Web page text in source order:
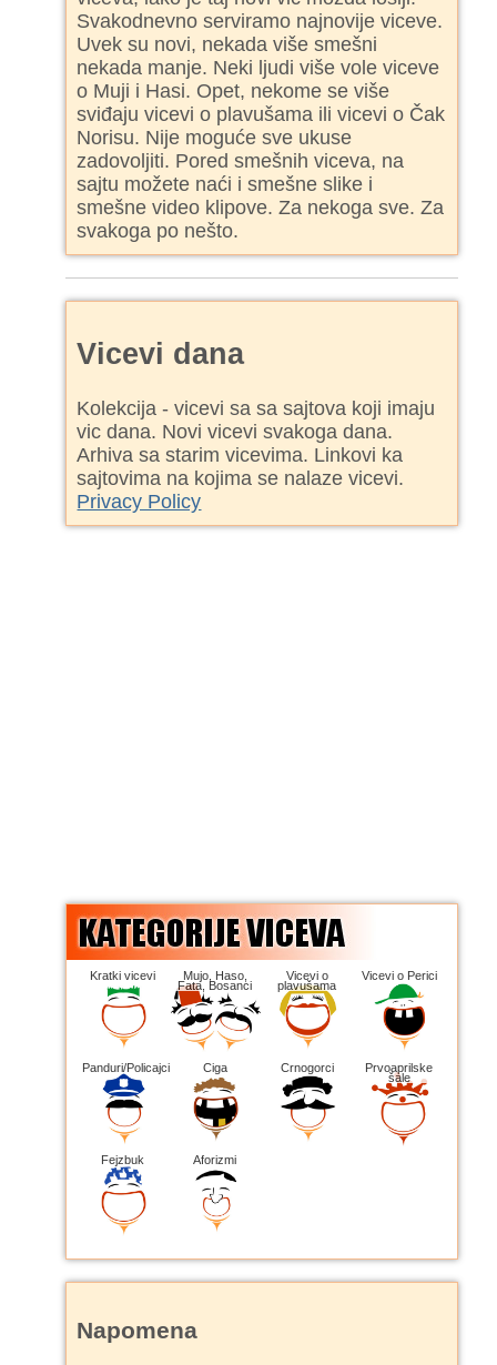
Svakodnevno serviramo najnovije viceve.
Uvek su novi, nekada više smešni
nekada manje. Neki ljudi više vole viceve
o Muji i Hasi. Opet, nekome se više
sviđaju vicevi o plavušama ili vicevi o Čak
Norisu. Nije moguće sve ukuse
zadovoljiti. Pored smešnih viceva, na
sajtu možete naći i smešne slike i
smešne video klipove. Za nekoga sve. Za
svakoga po nešto.
Vicevi dana
Kolekcija - vicevi sa sa sajtova koji imaju
vic dana. Novi vicevi svakoga dana.
Arhiva sa starim vicevima. Linkovi ka
sajtovima na kojima se nalaze vicevi.
Privacy Policy
Kratki vicevi Mujo, Haso,
Fata, Bosanci
Vicevi o
plavušama
Vicevi o Perici
Panduri/Policajci Ciga Crnogorci Prvoaprilske
šale
Fejzbuk Aforizmi
Napomena